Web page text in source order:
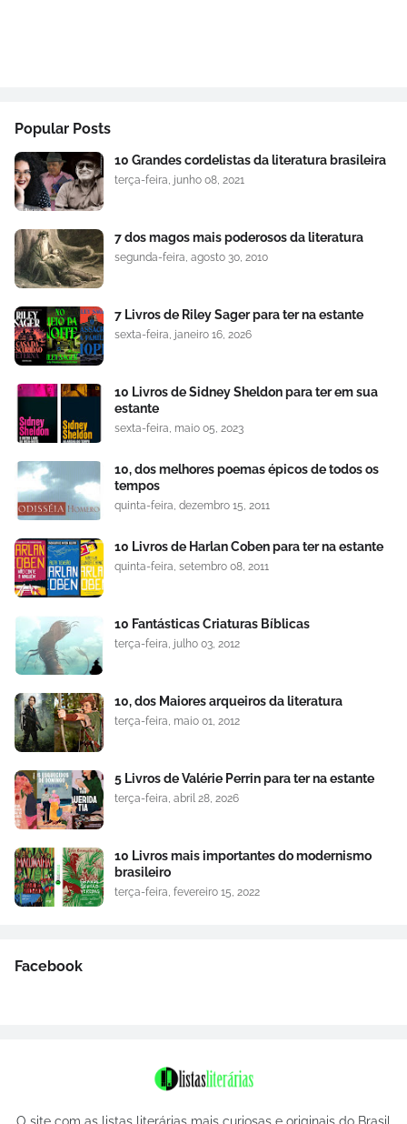
Popular Posts
10 Grandes cordelistas da literatura brasileira
terça-feira, junho 08, 2021
7 dos magos mais poderosos da literatura
segunda-feira, agosto 30, 2010
7 Livros de Riley Sager para ter na estante
sexta-feira, janeiro 16, 2026
10 Livros de Sidney Sheldon para ter em sua
estante
sexta-feira, maio 05, 2023
10, dos melhores poemas épicos de todos os
tempos
quinta-feira, dezembro 15, 2011
10 Livros de Harlan Coben para ter na estante
quinta-feira, setembro 08, 2011
10 Fantásticas Criaturas Bíblicas
terça-feira, julho 03, 2012
10, dos Maiores arqueiros da literatura
terça-feira, maio 01, 2012
5 Livros de Valérie Perrin para ter na estante
terça-feira, abril 28, 2026
10 Livros mais importantes do modernismo
brasileiro
terça-feira, fevereiro 15, 2022
Facebook
O site com as listas literárias mais curiosas e originais do Brasil